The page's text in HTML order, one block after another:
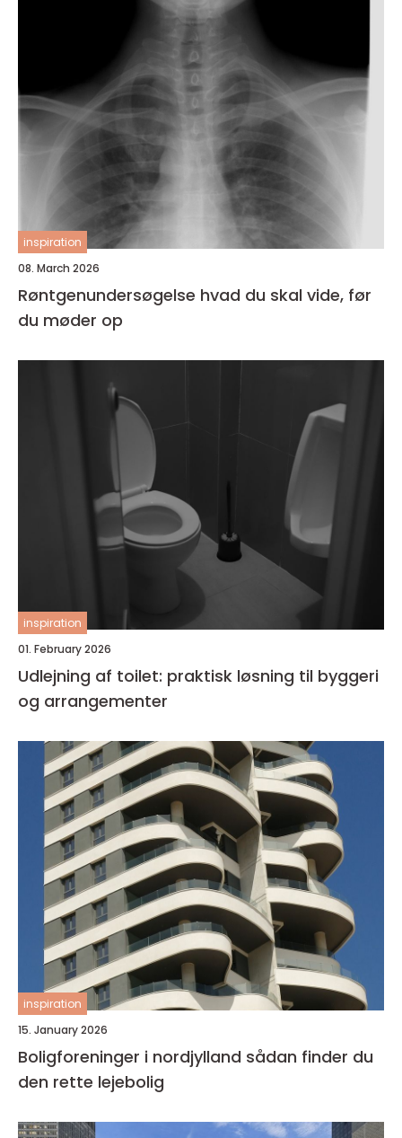
inspiration
08. March 2026
Røntgenundersøgelse hvad du skal vide, før
du møder op
inspiration
01. February 2026
Udlejning af toilet: praktisk løsning til byggeri
og arrangementer
inspiration
15. January 2026
Boligforeninger i nordjylland sådan finder du
den rette lejebolig